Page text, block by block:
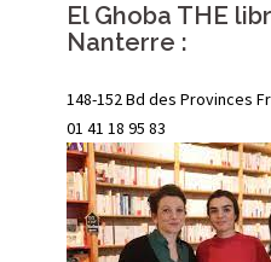
El Ghoba THE
Nanterre :
148-152 Bd des Provinces
01 41 18 95 83